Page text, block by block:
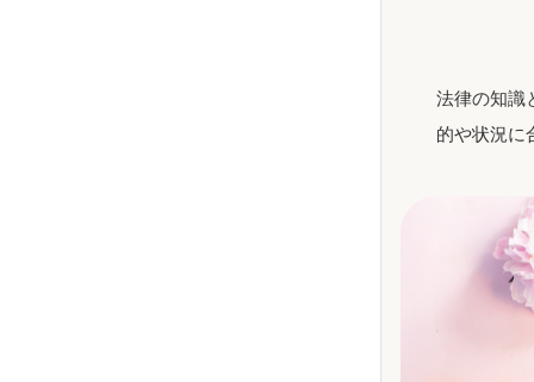
法律の知識
的や状況に